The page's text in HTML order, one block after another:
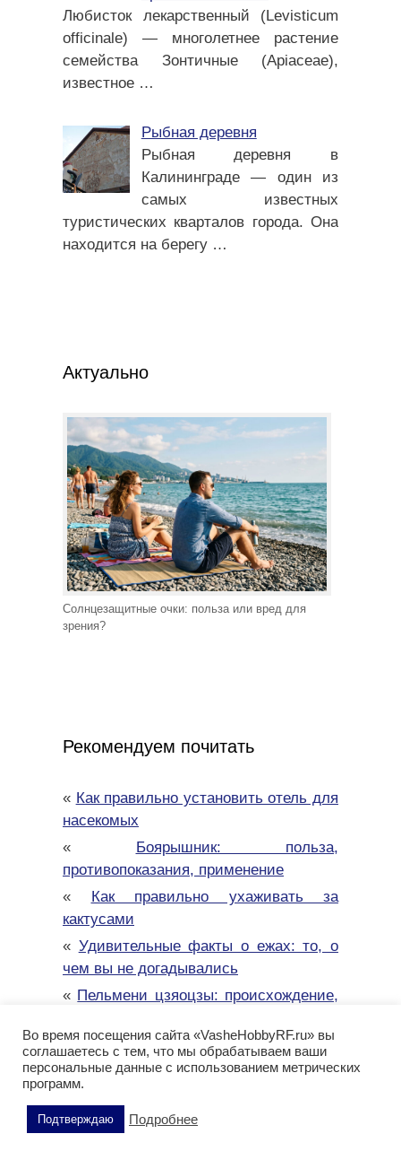
Любисток лекарственный (Levisticum
officinale) — многолетнее растение
семейства Зонтичные (Apiaceae),
известное …
Рыбная деревня
Рыбная деревня в
Калининграде — один из
самых известных
туристических кварталов города. Она
находится на берегу …
Актуально
Солнцезащитные очки: польза или вред для
зрения?
Рекомендуем почитать
« Как правильно установить отель для
насекомых
« Боярышник: польза,
противопоказания, применение
« Как правильно ухаживать за
кактусами
« Удивительные факты о ежах: то, о
чем вы не догадывались
« Пельмени цзяоцзы: происхождение,
« Чабрец (тимьян): польза, состав,
противопоказания
«Черемша: польза и возможный вред
для организма
Во время посещения сайта «VasheHobbyRF.ru» вы
соглашаетесь с тем, что мы обрабатываем ваши
персональные данные с использованием метрических
программ.
Подтверждаю Подробнее